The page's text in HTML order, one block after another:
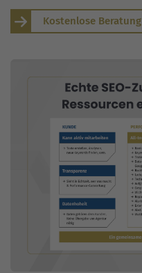
Kostenlose Beratung